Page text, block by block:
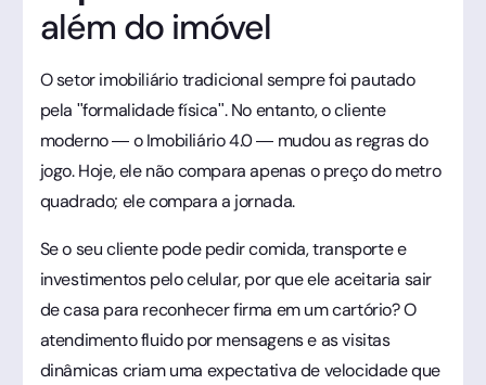
além do imóvel
O setor imobiliário tradicional sempre foi pautado
pela "formalidade física". No entanto, o cliente
moderno — o Imobiliário 4.0 — mudou as regras do
jogo. Hoje, ele não compara apenas o preço do metro
quadrado; ele compara a jornada.
Se o seu cliente pode pedir comida, transporte e
investimentos pelo celular, por que ele aceitaria sair
de casa para reconhecer firma em um cartório? O
atendimento fluido por mensagens e as visitas
dinâmicas criam uma expectativa de velocidade que